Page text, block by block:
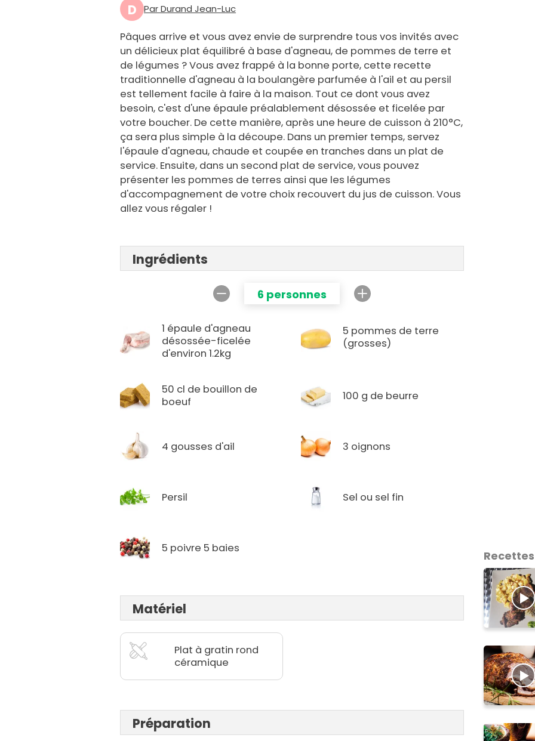
D Par Durand Jean-Luc
Pâques arrive et vous avez envie de surprendre tous vos invités avec
un délicieux plat équilibré à base d'agneau, de pommes de terre et
de légumes ? Vous avez frappé à la bonne porte, cette recette
traditionnelle d'agneau à la boulangère parfumée à l'ail et au persil
est tellement facile à faire à la maison. Tout ce dont vous avez
besoin, c'est d'une épaule préalablement désossée et ficelée par
votre boucher. De cette manière, après une heure de cuisson à 210°C,
ça sera plus simple à la découpe. Dans un premier temps, servez
l'épaule d'agneau, chaude et coupée en tranches dans un plat de
service. Ensuite, dans un second plat de service, vous pouvez
présenter les pommes de terres ainsi que les légumes
d'accompagnement de votre choix recouvert du jus de cuisson. Vous
allez vous régaler !
Ingrédients
6 personnes
1 épaule d'agneau
désossée-ficelée
d'environ 1.2kg
5 pommes de terre
(grosses)
50 cl de bouillon de
boeuf
100 g de beurre
4 gousses d'ail 3 oignons
Persil Sel ou sel fin
5 poivre 5 baies
Matériel
Plat à gratin rond
céramique
Préparation